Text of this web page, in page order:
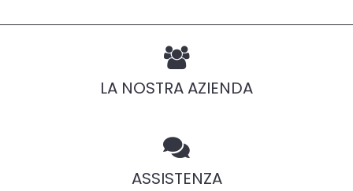
LA NOSTRA AZIENDA
ASSISTENZA